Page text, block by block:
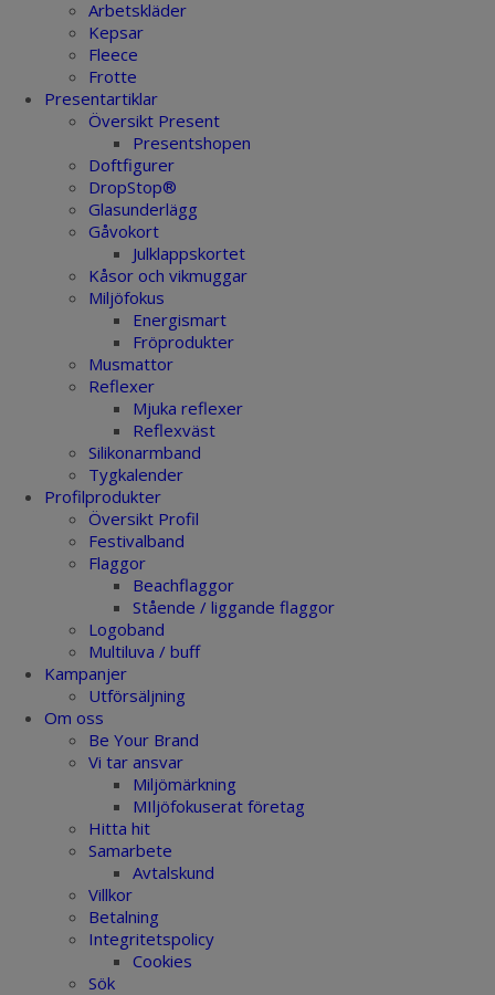
Arbetskläder
Kepsar
Fleece
Frotte
Presentartiklar
Översikt Present
Presentshopen
Doftfigurer
DropStop®
Glasunderlägg
Gåvokort
Julklappskortet
Kåsor och vikmuggar
Miljöfokus
Energismart
Fröprodukter
Musmattor
Reflexer
Mjuka reflexer
Reflexväst
Silikonarmband
Tygkalender
Profilprodukter
Översikt Profil
Festivalband
Flaggor
Beachflaggor
Stående / liggande flaggor
Logoband
Multiluva / buff
Kampanjer
Utförsäljning
Om oss
Be Your Brand
Vi tar ansvar
Miljömärkning
MIljöfokuserat företag
Hitta hit
Samarbete
Avtalskund
Villkor
Betalning
Integritetspolicy
Cookies
Sök